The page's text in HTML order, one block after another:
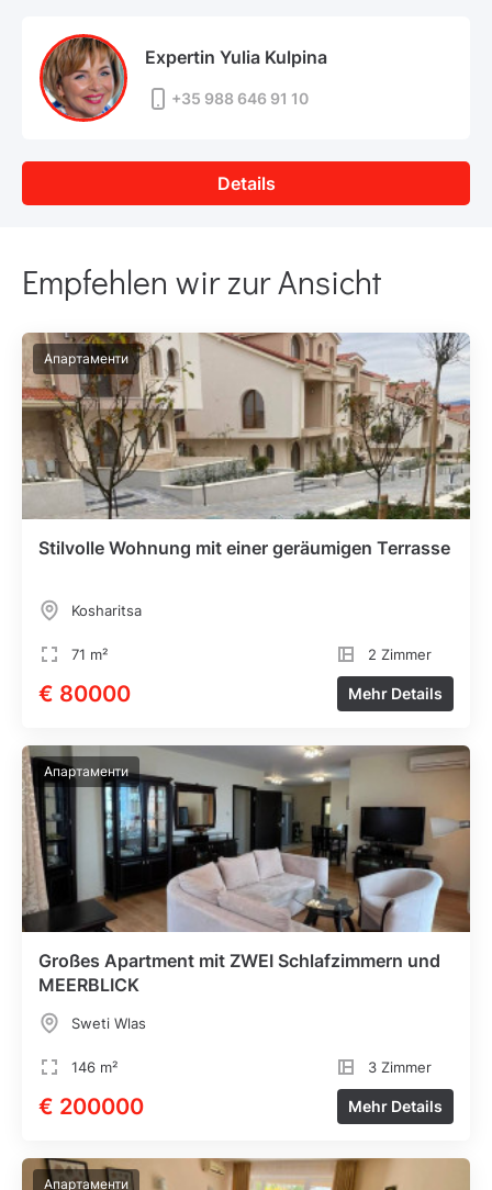
Expertin Yulia Kulpina
+35 988 646 91 10
Details
Empfehlen wir zur Ansicht
Апартаменти
Stilvolle Wohnung mit einer geräumigen Terrasse
Kosharitsa
71 m² 2 Zimmer
€ 80000 Mehr Details
Апартаменти
Großes Apartment mit ZWEI Schlafzimmern und
MEERBLICK
Sweti Wlas
146 m² 3 Zimmer
€ 200000 Mehr Details
Апартаменти